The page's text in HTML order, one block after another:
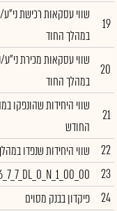
19
שווי עסקאות רכישת ני"ע/
במהלך החוד
20
שווי עסקאות מכירת ני"ע/
במהלך החוד
21
שווי היחידות שהונפקו
החודש
22
שווי היחידות שנפדו
23
24
פיקדון בבנק מסוים